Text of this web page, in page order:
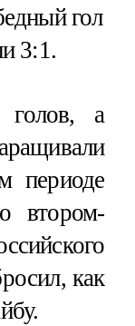
гол
3:1.
а
периоде
втором-
как